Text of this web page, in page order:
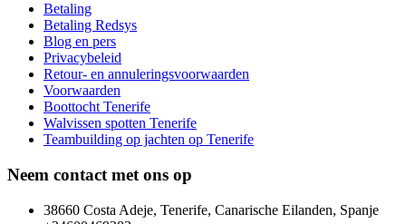
Betaling
Betaling Redsys
Blog en pers
Privacybeleid
Retour- en annuleringsvoorwaarden
Voorwaarden
Boottocht Tenerife
Walvissen spotten Tenerife
Teambuilding op jachten op Tenerife
Neem contact met ons op
38660 Costa Adeje, Tenerife, Canarische Eilanden, Spanje